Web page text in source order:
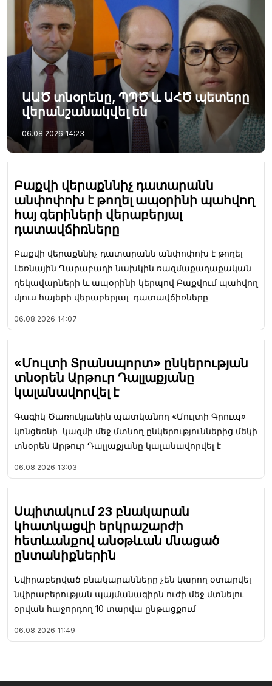
ԱԱԾ տնօրենը, ՊՊԾ և ԱՀԾ պետերը
վերանշանակվել են
06.08.2026 14:23
Բաքվի վերաքննիչ դատարանն
անփոփոխ է թողել ապօրինի պահվող
հայ գերիների վերաբերյալ
դատավճիռները
Բաքվի վերաքննիչ դատարանն անփոփոխ է թողել
Լեռնային Ղարաբաղի նախկին ռազմաքաղաքական
ղեկավարների և ապօրինի կերպով Բաքվում պահվող
մյուս հայերի վերաբերյալ դատավճիռները
06.08.2026 14:07
«Մուլտի Տրանսպորտ» ընկերության
տնօրեն Արթուր Դալլաքյանը
կալանավորվել է
Գագիկ Ծառուկյանին պատկանող «Մուլտի Գրուպ»
կոնցեռնի կազմի մեջ մտնող ընկերություններից մեկի
տնօրեն Արթուր Դալլաքյանը կալանավորվել է
06.08.2026 13:03
Սպիտակում 23 բնակարան
կհատկացվի երկրաշարժի
հետևանքով անօթևան մնացած
ընտանիքներին
Նվիրաբերված բնակարանները չեն կարող օտարվել
նվիրաբերության պայմանագիրն ուժի մեջ մտնելու
օրվան հաջորդող 10 տարվա ընթացքում
06.08.2026 11:49